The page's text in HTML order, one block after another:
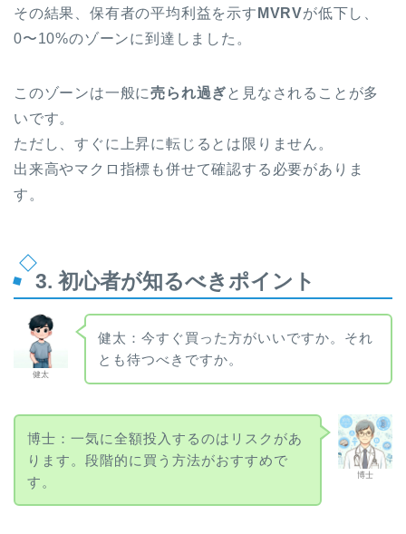
その結果、保有者の平均利益を示す MVRVが低下し、
0〜10%のゾーンに到達しました。
このゾーンは一般に売られ過ぎ と見なされることが多
いです。
ただし、すぐに上昇に転じるとは限りません。
出来高やマクロ指標も併せて確認する必要がありま
す。
3. 初心者が知るべきポイント
健太
健太：今すぐ買った方がいいですか。それ
とも待つべきですか。
博士
博士：一気に全額投入するのはリスクがあ
ります。段階的に買う方法がおすすめで
す。